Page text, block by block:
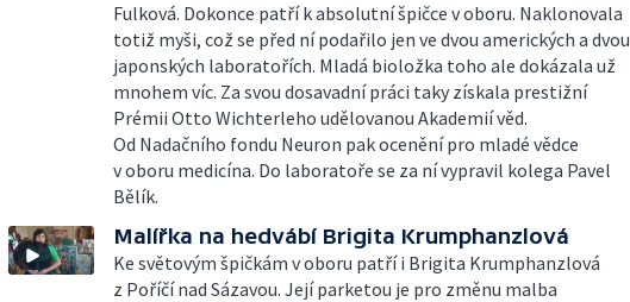
Fulková. Dokonce patří k absolutní špičce v oboru. Naklonovala
totiž myši, což se před ní podařilo jen ve dvou amerických a dvou
japonských laboratořích. Mladá bioložka toho ale dokázala už
mnohem víc. Za svou dosavadní práci taky získala prestižní
Prémii Otto Wichterleho udělovanou Akademií věd.
Od Nadačního fondu Neuron pak ocenění pro mladé vědce
v oboru medicína. Do laboratoře se za ní vypravil kolega Pavel
Bělík.
Malířka na hedvábí Brigita Krumphanzlová
Ke světovým špičkám v oboru patří i Brigita Krumphanzlová
z Poříčí nad Sázavou. Její parketou je pro změnu malba